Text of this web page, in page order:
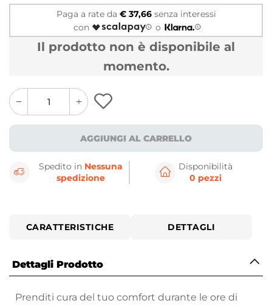
Paga a rate da € 37,66senza interessi
con
o
Il prodotto non è disponibile al
momento.
quantity
button
quantity
minus
button
AGGIUNGI AL CARRELLO
Spedito in Nessuna
spedizione
Disponibilità
0 pezzi
CARATTERISTICHE DETTAGLI
Dettagli Prodotto
Prenditi cura del tuo comfort durante le ore di